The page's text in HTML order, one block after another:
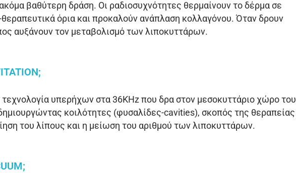
ακόμα βαθύτερη δράση. Οι ραδιοσυχνότητες θερμαίνουν το δέρμα σε
όρια και προκαλούν ανάπλαση κολλαγόνου. Όταν δρουν
αυξάνουν τον μεταβολισμό των λιποκυττάρων.
τεχνολογία υπερήχων στα 36KHz που δρα στον μεσοκυττάριο χώρο του
κοιλότητες (φυσαλίδες-cavities), σκοπός της θεραπείας
του λίπους και η μείωση του αριθμού των λιποκυττάρων.